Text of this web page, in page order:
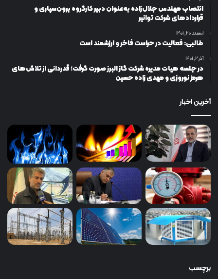
انتصاب مهندس جلال‌زاده به‌عنوان دبیر كارگروه برون‌سپاری و
قراردادهای شركت توانیر
اسفند ۲۰, ۱۴۰۱
طالبی: فعالیت در حراست فاخر و ارزشمند است
آذر ۲, ۱۴۰۱
در جلسه هیات مدیره شرکت گاز البرز صورت گرفت؛ قدردانی از تلاش‌های
هرمز نوروزی و مهدی زاده حسین
آخرین اخبار
برچسب